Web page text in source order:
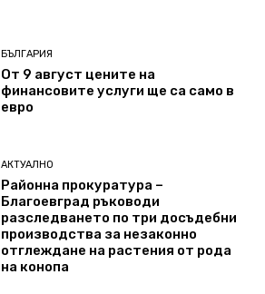
БЪЛГАРИЯ
От 9 август цените на
финансовите услуги ще са само в
евро
АКТУАЛНО
Районна прокуратура –
Благоевград ръководи
разследването по три досъдебни
производства за незаконно
отглеждане на растения от рода
на конопа